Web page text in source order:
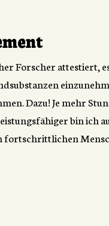
Forscher attestiert,
Dazu! Je mehr
bin ich
fortschrittlichen